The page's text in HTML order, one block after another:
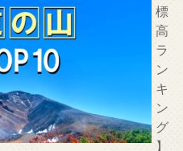
標
高
ラ
ン
キ
ン
グ
】